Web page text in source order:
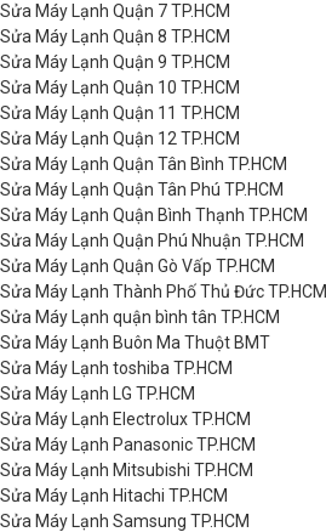
Sửa Máy Lạnh Quận 7 TP.HCM
Sửa Máy Lạnh Quận 8 TP.HCM
Sửa Máy Lạnh Quận 9 TP.HCM
Sửa Máy Lạnh Quận 10 TP.HCM
Sửa Máy Lạnh Quận 11 TP.HCM
Sửa Máy Lạnh Quận 12 TP.HCM
Sửa Máy Lạnh Quận Tân Bình TP.HCM
Sửa Máy Lạnh Quận Tân Phú TP.HCM
Sửa Máy Lạnh Quận Bình Thạnh TP.HCM
Sửa Máy Lạnh Quận Phú Nhuận TP.HCM
Sửa Máy Lạnh Quận Gò Vấp TP.HCM
Sửa Máy Lạnh Thành Phố Thủ Đức TP.HCM
Sửa Máy Lạnh quận bình tân TP.HCM
Sửa Máy Lạnh Buôn Ma Thuột BMT
Sửa Máy Lạnh toshiba TP.HCM
Sửa Máy Lạnh LG TP.HCM
Sửa Máy Lạnh Electrolux TP.HCM
Sửa Máy Lạnh Panasonic TP.HCM
Sửa Máy Lạnh Mitsubishi TP.HCM
Sửa Máy Lạnh Hitachi TP.HCM
Sửa Máy Lạnh Samsung TP.HCM